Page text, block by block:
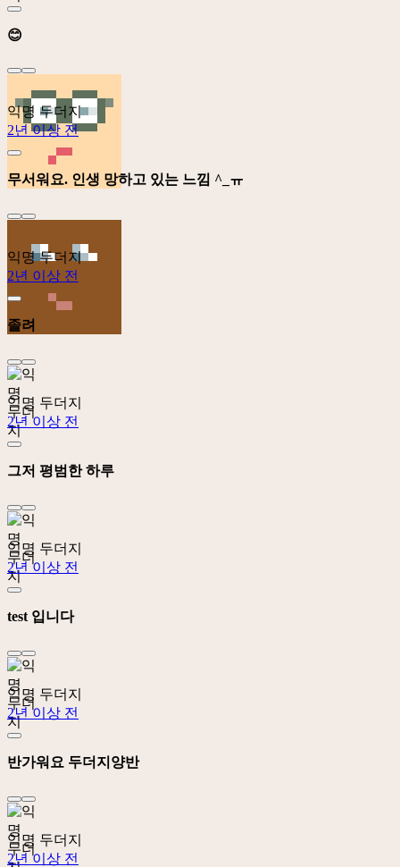
😊
익명 두더지
2년 이상 전
무서워요. 인생 망하고 있는 느낌 ^_ㅠ
익명 두더지
2년 이상 전
졸려
익명 두더지
2년 이상 전
그저 평범한 하루
익명 두더지
2년 이상 전
test 입니다
익명 두더지
2년 이상 전
반가워요 두더지양반
익명 두더지
2년 이상 전